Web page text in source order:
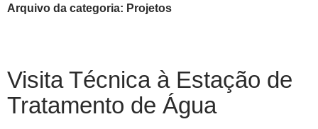
Arquivo da categoria: Projetos
Visita Técnica à Estação de
Tratamento de Água